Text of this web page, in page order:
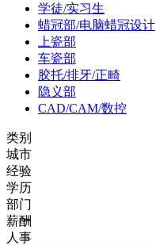
学徒/实习生
蜡冠部/电脑蜡冠设计
上瓷部
车瓷部
胶托/排牙/正畸
隐义部
CAD/CAM/数控
类别
城市
经验
学历
部门
薪酬
人事